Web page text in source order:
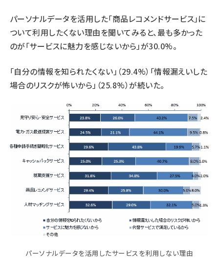
パーソナルデータを活用した「商品レコメンドサービス」に
ついて利用したくない理由を聞いてみると、最も多かった
のが「サービスに魅力を感じないから」が30.0%。
「自分の情報を知られたくない」（29.4%）「情報漏えいした
場合のリスクが怖いから」（25.8%）が続いた。
パーソナルデータを活用したサービスを利用しない理由